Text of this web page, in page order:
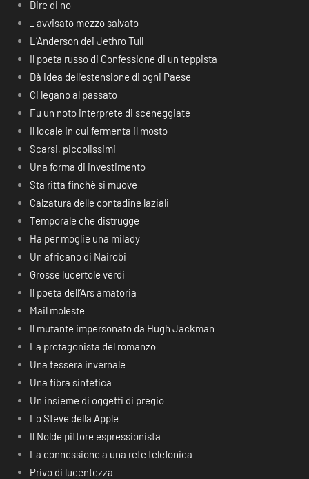
Dire di no
_ avvisato mezzo salvato
L’Anderson dei Jethro Tull
Il poeta russo di Confessione di un teppista
Dà idea dell’estensione di ogni Paese
Ci legano al passato
Fu un noto interprete di sceneggiate
Il locale in cui fermenta il mosto
Scarsi, piccolissimi
Una forma di investimento
Sta ritta finchè si muove
Calzatura delle contadine laziali
Temporale che distrugge
Ha per moglie una milady
Un africano di Nairobi
Grosse lucertole verdi
Il poeta dell’Ars amatoria
Mail moleste
Il mutante impersonato da Hugh Jackman
La protagonista del romanzo
Una tessera invernale
Una fibra sintetica
Un insieme di oggetti di pregio
Lo Steve della Apple
Il Nolde pittore espressionista
La connessione a una rete telefonica
Privo di lucentezza